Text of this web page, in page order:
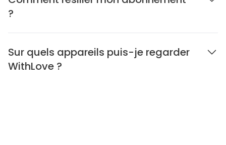
?
Sur quels appareils puis-je regarder
WithLove ?